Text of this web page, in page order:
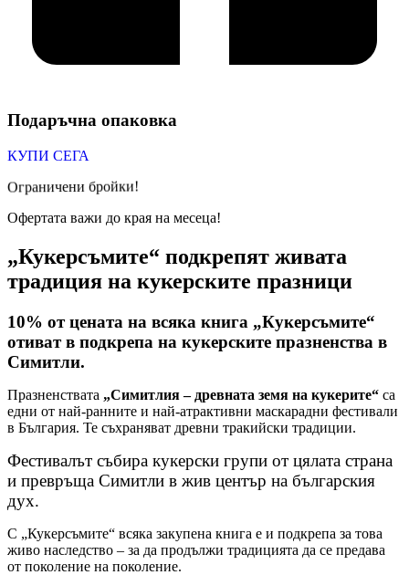
Подаръчна опаковка
КУПИ СЕГА
Ограничени бройки!
Офертата важи до края на месеца!
„Кукерсъмите“ подкрепят живата
традиция на кукерските празници
10% от цената на всяка книга „Кукерсъмите“
отиват в подкрепа на кукерските празненства в
Симитли.
Празненствата „Симитлия – древната земя на кукерите“ са
едни от най-ранните и най-атрактивни маскарадни фестивали
в България. Те съхраняват древни тракийски традиции.
Фестивалът събира кукерски групи от цялата страна
и превръща Симитли в жив център на българския
дух.
С „Кукерсъмите“ всяка закупена книга е и подкрепа за това
живо наследство – за да продължи традицията да се предава
от поколение на поколение.